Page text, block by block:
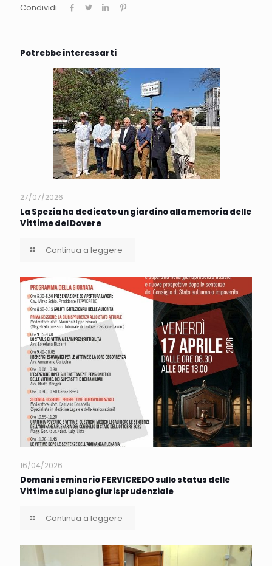
Condividi
Potrebbe interessarti
27/07/2026
La Spezia ha dedicato un giardino alla memoria delle
Vittime del Dovere
Continua a leggere
16/04/2026
Domani seminario FERVICREDO sullo status delle
Vittime sul piano giurisprudenziale
Continua a leggere